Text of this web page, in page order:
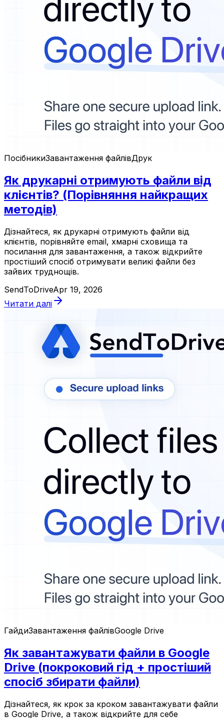
ПосібникиЗавантаження файлівДрук
Як друкарні отримують файли від
клієнтів? (Порівняння найкращих
методів)
Дізнайтеся, як друкарні отримують файли від
клієнтів, порівняйте email, хмарні сховища та
посилання для завантаження, а також відкрийте
простіший спосіб отримувати великі файли без
зайвих труднощів.
SendToDriveApr 19, 2026
Читати далі
ГайдиЗавантаження файлівGoogle Drive
Як завантажувати файли в Google
Drive (покроковий гід + простіший
спосіб збирати файли)
Дізнайтеся, як крок за кроком завантажувати файли
в Google Drive, а також відкрийте для себе